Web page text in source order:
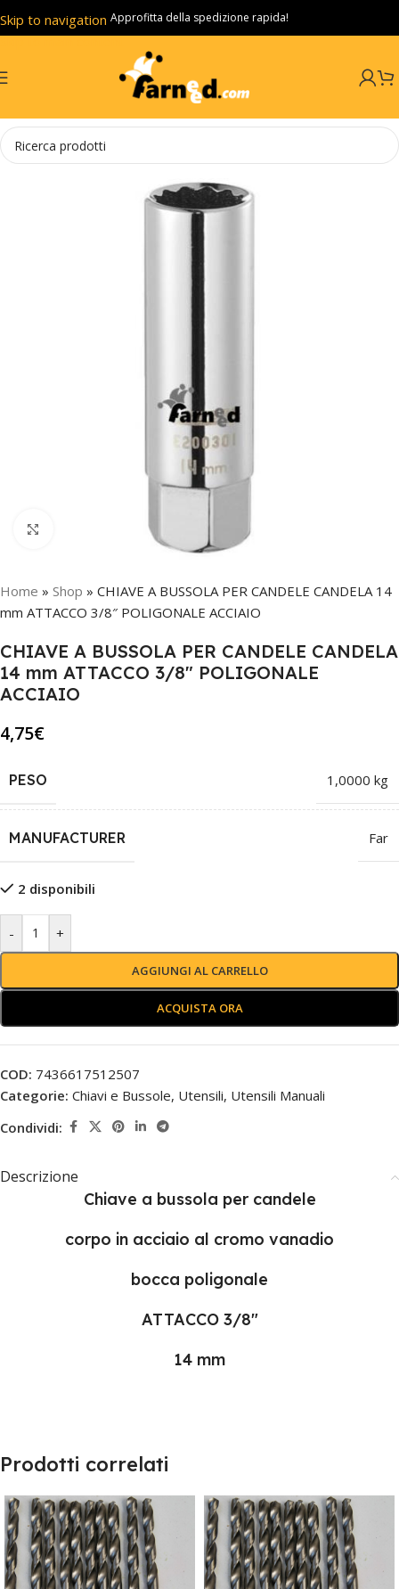
Skip to navigation
Skip to main content
Approfitta della spedizione rapida!
Click to enlarge
Home » Shop » CHIAVE A BUSSOLA PER CANDELE CANDELA 14
mm ATTACCO 3/8″ POLIGONALE ACCIAIO
CHIAVE A BUSSOLA PER CANDELE CANDELA
14 mm ATTACCO 3/8″ POLIGONALE
ACCIAIO
4,75€
PESO 1,0000 kg
MANUFACTURER Far
2 disponibili
- +
AGGIUNGI AL CARRELLO
ACQUISTA ORA
COD: 7436617512507
Categorie: Chiavi e Bussole, Utensili, Utensili Manuali
Condividi:
Descrizione
Chiave a bussola per candele
corpo in acciaio al cromo vanadio
bocca poligonale
ATTACCO 3/8″
14 mm
Prodotti correlati